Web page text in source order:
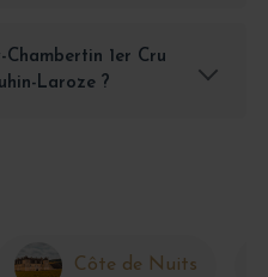
1er Cru
Laroze ?
Côte de Nuits